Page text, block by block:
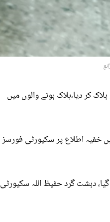
پر کارروائی کرتے ہوئے 2 دہشتگردوں کو ہلاک کر دیا،ہلاک ہونے والوں میں
خفیہ اطلاع پر سکیورٹی فورسز
دہشت گرد حفیظ اللہ سکیورٹی